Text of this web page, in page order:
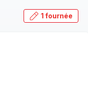
1 fournée